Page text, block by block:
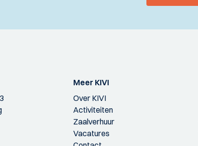
Meer KIVI
Over KIVI
Activiteiten
Zaalverhuur
Vacatures